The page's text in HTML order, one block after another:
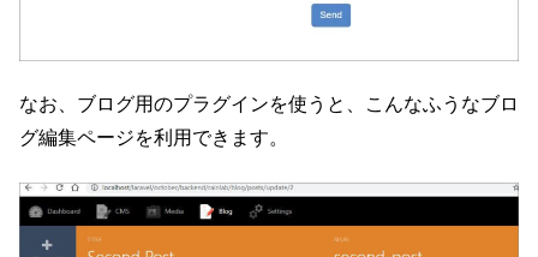
なお、ブログ用のプラグインを使うと、こんなふうなブロ
グ編集ページを利用できます。